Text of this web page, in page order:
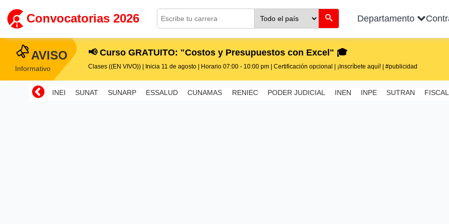
Convocatorias 2026 Departamento
AVISO
Informativo
📢 Curso GRATUITO: "Costos y Presupuestos con Excel" 🎓
Clases ((EN VIVO)) | Inicia 11 de agosto | Horario 07:00 - 10:00 pm | Certificación opcional | ¡Inscríbete aquí! | #publicidad
INEI SUNAT SUNARP ESSALUD CUNAMAS RENIEC PODER JUDICIAL INEN INPE SUTRAN